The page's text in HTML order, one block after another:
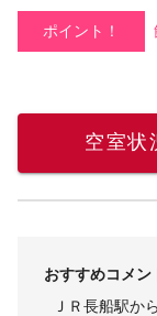
ポイント！
空室状
おすすめコメン
ＪＲ長船駅か